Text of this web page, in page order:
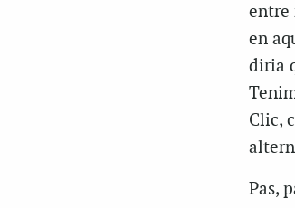
entre
en
diria
Clic,
Pas,